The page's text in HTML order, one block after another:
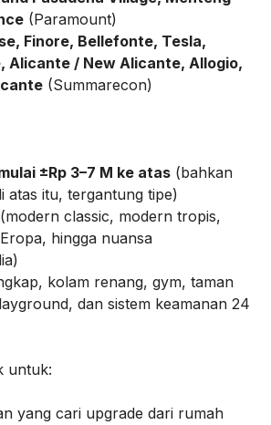
(Paramount)
Finore, Bellefonte, Tesla,
Alicante / New Alicante, Allogio,
(Summarecon)
±Rp 3–7 M ke atas(bahkan
atas itu, tergantung tipe)
classic, modern tropis,
hingga nuansa
kolam renang, gym, taman
dan sistem keamanan 24
untuk:
yang cari upgrade dari rumah